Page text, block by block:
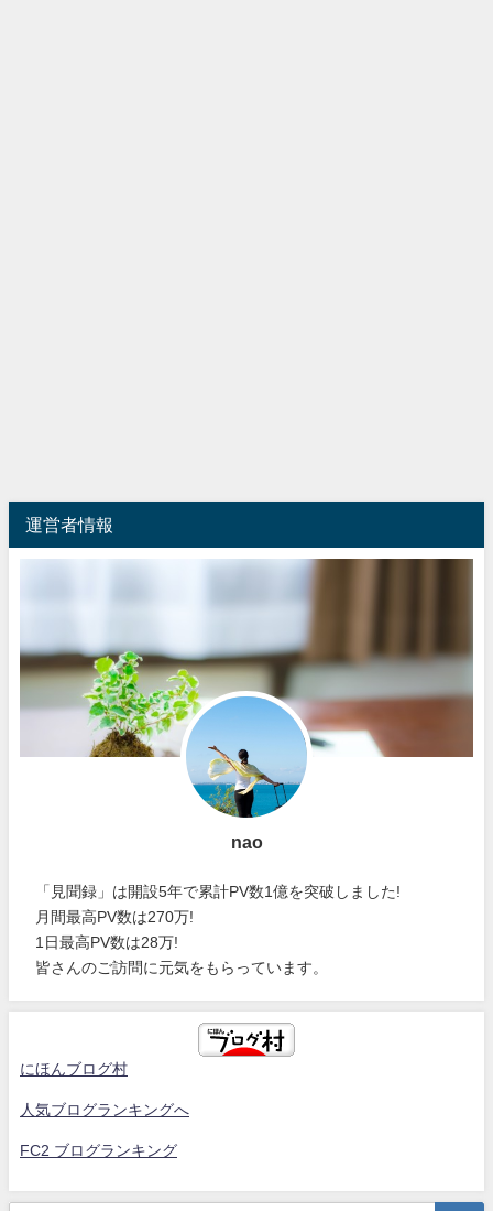
運営者情報
nao
「見聞録」は開設5年で累計PV数1億を突破しました!
月間最高PV数は270万!
1日最高PV数は28万!
皆さんのご訪問に元気をもらっています。
にほんブログ村
人気ブログランキングへ
FC2 ブログランキング